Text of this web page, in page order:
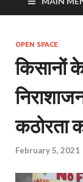
OPEN SPACE
किसानों
कठोरता
February 5, 2021